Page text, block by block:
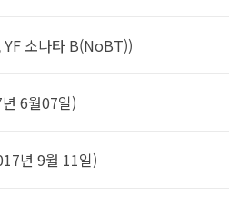
소나타 B(NoBT))
6월07일)
년 9월 11일)